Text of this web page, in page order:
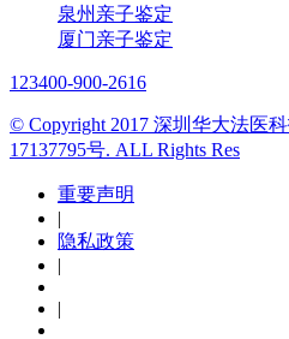
泉州亲子鉴定
厦门亲子鉴定
123400-900-2616
© Copyright 2017 深圳华大法医
17137795号. ALL Rights Res
重要声明
|
隐私政策
|
|